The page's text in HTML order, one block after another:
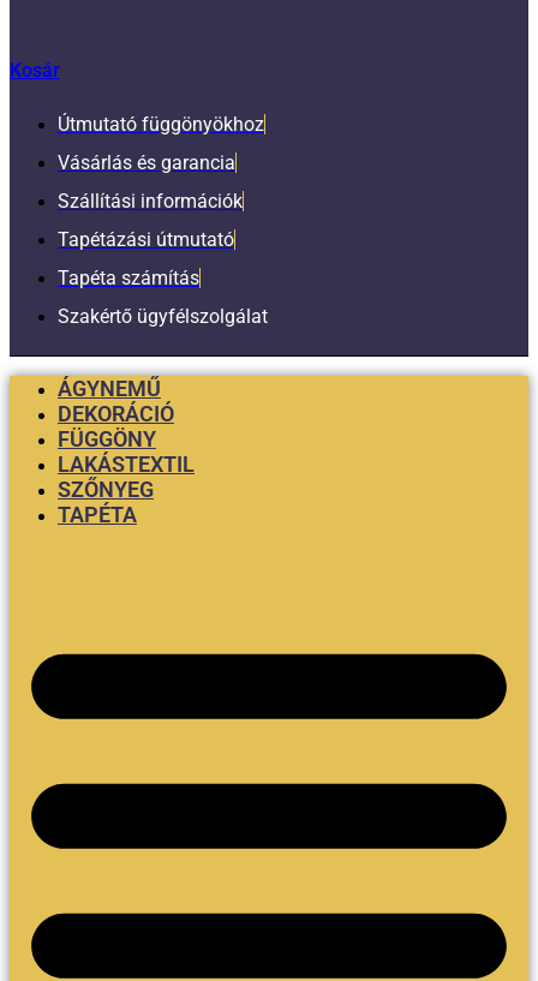
Kosár
Útmutató függönyökhoz
Vásárlás és garancia
Szállítási információk
Tapétázási útmutató
Tapéta számítás
Szakértő ügyfélszolgálat
ÁGYNEMŰ
DEKORÁCIÓ
FÜGGÖNY
LAKÁSTEXTIL
SZŐNYEG
TAPÉTA